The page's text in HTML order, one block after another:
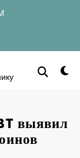
выявил